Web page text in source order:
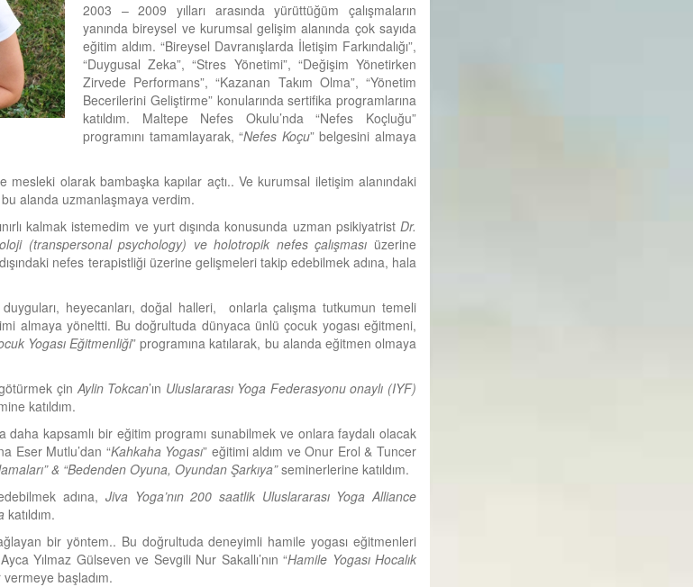
2003 – 2009 yılları arasında yürüttüğüm çalışmaların
yanında bireysel ve kurumsal gelişim alanında çok sayıda
eğitim aldım. “Bireysel Davranışlarda İletişim Farkındalığı”,
“Duygusal Zeka”, “Stres Yönetimi”, “Değişim Yönetirken
Zirvede Performans”, “Kazanan Takım Olma”, “Yönetim
Becerilerini Geliştirme” konularında sertifika programlarına
katıldım. Maltepe Nefes Okulu’nda “Nefes Koçluğu”
programını tamamlayarak, “Nefes Koçu” belgesini almaya
mesleki olarak bambaşka kapılar açtı.. Ve kurumsal iletişim alanındaki
bu alanda uzmanlaşmaya verdim.
kalmak istemedim ve yurt dışında konusunda uzman psikiyatrist Dr.
(transpersonal psychology) ve holotropik nefes çalışması üzerine
nefes terapistliği üzerine gelişmeleri takip edebilmek adına, hala
heyecanları, doğal halleri, onlarla çalışma tutkumun temeli
almaya yöneltti. Bu doğrultuda dünyaca ünlü çocuk yogası eğitmeni,
Yogası Eğitmenliği” programına katılarak, bu alanda eğitmen olmaya
çinAylin Tokcan’ın Uluslararası Yoga Federasyonu onaylı (IYF)
katıldım.
kapsamlı bir eğitim programı sunabilmek ve onlara faydalı olacak
Eser Mutlu’dan “Kahkaha Yogası” eğitimi aldım ve Onur Erol & Tuncer
& “Bedenden Oyuna, Oyundan Şarkıya”seminerlerine katıldım.
adına, Jiva Yoga’nın 200 saatlik Uluslararası Yoga Alliance
katıldım.
bir yöntem.. Bu doğrultuda deneyimli hamile yogası eğitmenleri
Yılmaz Gülseven ve Sevgili Nur Sakallı’nın “Hamile Yogası Hocalık
başladım.